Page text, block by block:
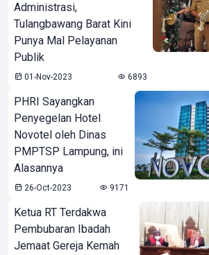
Administrasi,
Tulangbawang Barat Kini
Punya Mal Pelayanan
Publik
01-Nov-2023 6893
PHRI Sayangkan
Penyegelan Hotel
Novotel oleh Dinas
PMPTSP Lampung, ini
Alasannya
26-Oct-2023 9171
Ketua RT Terdakwa
Pembubaran Ibadah
Jemaat Gereja Kemah